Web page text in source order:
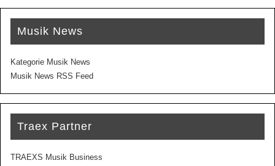
Musik News
Kategorie Musik News
Musik News RSS Feed
Traex Partner
TRAEXS Musik Business